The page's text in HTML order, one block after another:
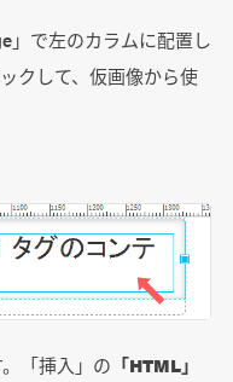
」で左のカラムに配置し
クして、仮画像から使
「挿入」の 「HTML」